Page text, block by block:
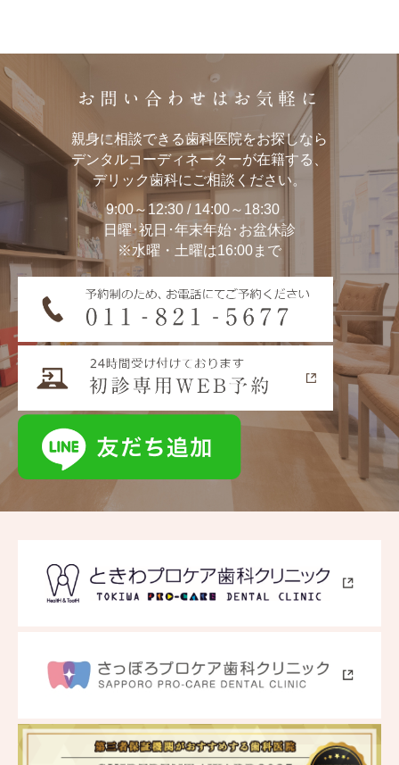
お問い合わせはお気軽に
親身に相談できる歯科医院をお探しなら
デンタルコーディネーターが在籍する、
デリック歯科にご相談ください。
9:00～12:30 / 14:00～18:30
日曜･祝日･年末年始･お盆休診
※水曜・土曜は16:00まで